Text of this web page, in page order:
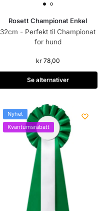
Rosett Championat Enkel
32cm - Perfekt til Championat
for hund
kr78,00
Se alternativer
Nyhet
Kvantumsrabatt